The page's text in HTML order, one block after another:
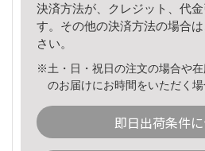
決済方法が、クレジット、代
す。その他の決済方法の場合は
さい。
※土・日・祝日の注文の場合や
のお届けにお時間をいただく場
即日出荷条件